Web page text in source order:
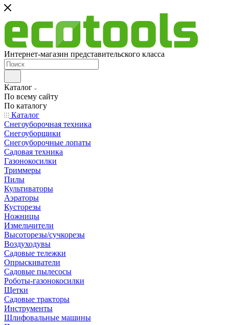
Интернет-магазин представительского класса
Каталог
По всему сайту
По каталогу
Каталог
Снегоуборочная техника
Снегоуборщики
Снегоуборочные лопаты
Садовая техника
Газонокосилки
Триммеры
Пилы
Культиваторы
Аэраторы
Кусторезы
Ножницы
Измельчители
Высоторезы/сучкорезы
Воздуходувы
Садовые тележки
Опрыскиватели
Садовые пылесосы
Роботы-газонокосилки
Щетки
Садовые тракторы
Инструменты
Шлифовальные машины